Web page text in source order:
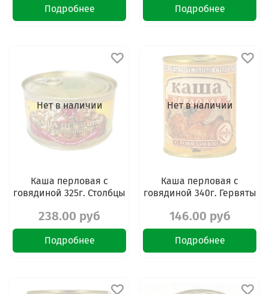
Подробнее Подробнее
Нет в наличии
Каша перловая с
говядиной 325г. Столбцы
238.00 руб
Подробнее
Нет в наличии
Каша перловая с
говядиной 340г. Гервяты
146.00 руб
Подробнее